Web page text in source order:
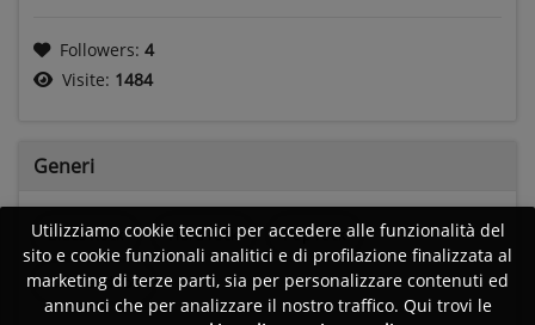
Followers: 4
Visite: 1484
Generi
Blues Rock Hard rock Pop rock
Rock and roll
Utilizziamo cookie tecnici per accedere alle funzionalità del
sito e cookie funzionali analitici e di profilazione finalizzata al
marketing di terze parti, sia per personalizzare contenuti ed
annunci che per analizzare il nostro traffico. Qui trovi le